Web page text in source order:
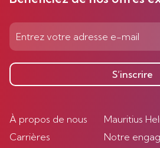
S’inscrire
À propos de nous
Carrières
Mauritius
Notre